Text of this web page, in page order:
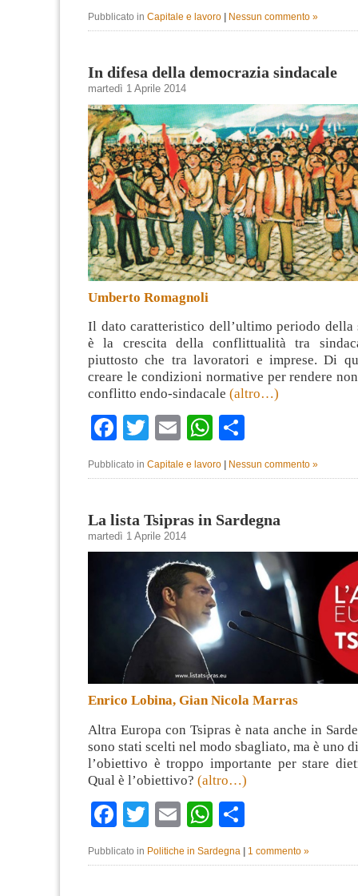
Pubblicato in Capitale e lavoro | Nessun commento »
In difesa della democrazia sindacale
martedì 1 Aprile 2014
Umberto Romagnoli
Il dato caratteristico dell’ultimo periodo della
è la crescita della conflittualità tra
piuttosto che tra lavoratori e imprese. Di
creare le condizioni normative per rendere
conflitto endo-sindacale (altro…)
Facebook
TwitterEmailWhatsApp
Pubblicato in Capitale e lavoro Nessun commento »
La lista Tsipras in Sardegna
martedì 1 Aprile 2014
Enrico Lobina, Gian Nicola Marras
Altra Europa con Tsipras è nata anche in
sono stati scelti nel modo sbagliato, ma è uno
l’obiettivo è troppo importante per stare
Qual è l’obiettivo? (altro…)
Facebook
TwitterEmailWhatsApp
Pubblicato in Politiche in Sardegna | 1 commento »